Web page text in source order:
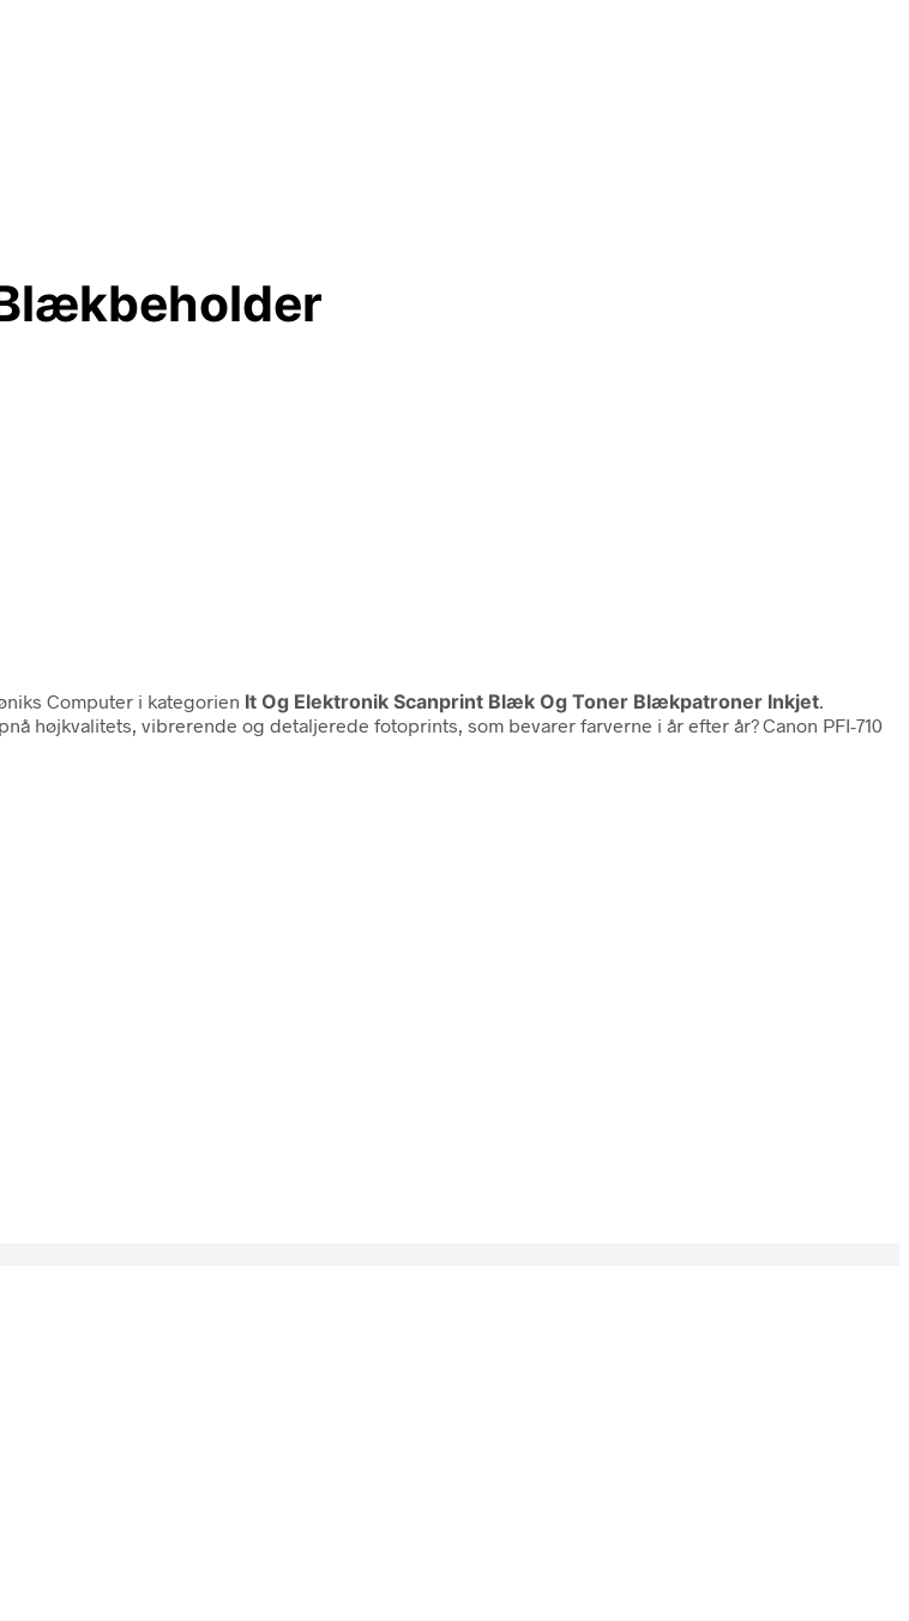
Computer i kategorien It Og Elektronik Scanprint Blæk Og Toner Blækpatroner Inkjet
højkvalitets, vibrerende og detaljerede fotoprints, som bevarer farverne i år efter år? Canon PFI-710